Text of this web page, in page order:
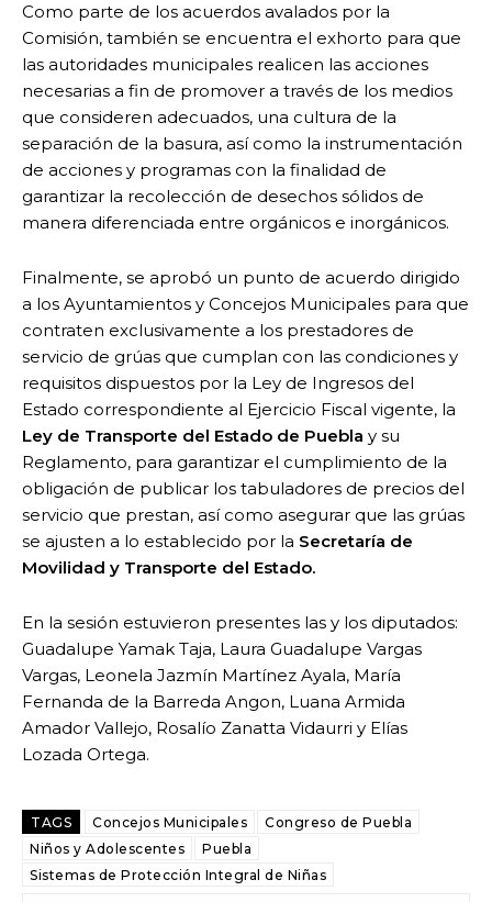
Como parte de los acuerdos avalados por la
Comisión, también se encuentra el exhorto para que
las autoridades municipales realicen las acciones
necesarias a fin de promover a través de los medios
que consideren adecuados, una cultura de la
separación de la basura, así como la instrumentación
de acciones y programas con la finalidad de
garantizar la recolección de desechos sólidos de
manera diferenciada entre orgánicos e inorgánicos.
Finalmente, se aprobó un punto de acuerdo dirigido
a los Ayuntamientos y Concejos Municipales para que
contraten exclusivamente a los prestadores de
servicio de grúas que cumplan con las condiciones y
requisitos dispuestos por la Ley de Ingresos del
Estado correspondiente al Ejercicio Fiscal vigente, la
Ley de Transporte del Estado de Puebla y su
Reglamento, para garantizar el cumplimiento de la
obligación de publicar los tabuladores de precios del
servicio que prestan, así como asegurar que las grúas
se ajusten a lo establecido por la Secretaría de
Movilidad y Transporte del Estado.
En la sesión estuvieron presentes las y los diputados:
Guadalupe Yamak Taja, Laura Guadalupe Vargas
Vargas, Leonela Jazmín Martínez Ayala, María
Fernanda de la Barreda Angon, Luana Armida
Amador Vallejo, Rosalío Zanatta Vidaurri y Elías
Lozada Ortega.
TAGS Concejos Municipales
Congreso de Puebla
Niños y Adolescentes
Puebla
Sistemas de Protección Integral de Niñas